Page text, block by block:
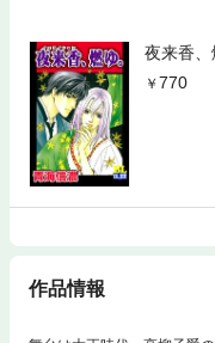
夜来香、
770
作品情報